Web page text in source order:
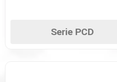
Serie PCD